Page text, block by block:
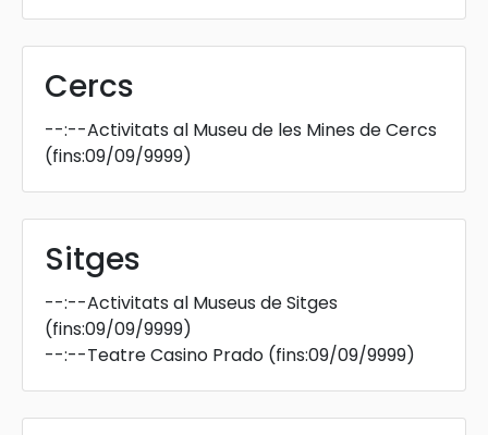
Cercs
--:--Activitats al Museu de les Mines de Cercs
(fins:09/09/9999)
Sitges
--:--Activitats al Museus de Sitges
(fins:09/09/9999)
--:--Teatre Casino Prado (fins:09/09/9999)